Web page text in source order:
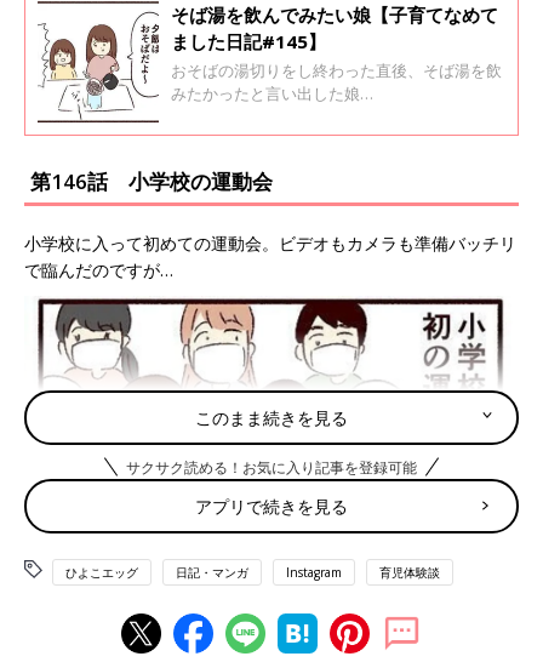
そば湯を飲んでみたい娘【子育てなめて
ました日記#145】
おそばの湯切りをし終わった直後、そば湯を飲
みたかったと言い出した娘…
第146話 小学校の運動会
小学校に入って初めての運動会。ビデオもカメラも準備バッチリ
で臨んだのですが…
このまま続きを見る
サクサク読める！お気に入り記事を登録可能
アプリで続きを見る
ひよこエッグ 日記・マンガ Instagram 育児体験談